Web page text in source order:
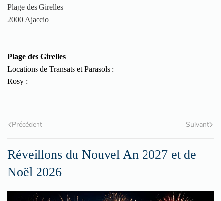
Plage des Girelles
2000 Ajaccio
Plage des Girelles
Locations de Transats et Parasols :
Rosy :
Précédent Suivant
Réveillons du Nouvel An 2027 et de
Noël 2026